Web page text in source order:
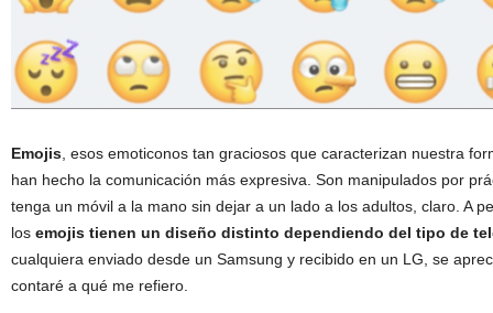
Emojis , esos emoticonos tan graciosos que caracterizan nuestra
han hecho la comunicación más expresiva. Son manipulados por
tenga un móvil a la mano sin dejar a un lado a los adultos, claro. A
los emojis tienen un diseño distinto dependiendo del tipo de
cualquiera enviado desde un Samsung y recibido en un LG, se
contaré a qué me refiero.